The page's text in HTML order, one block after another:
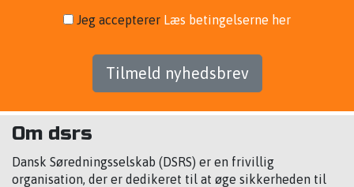
Jeg accepterer Læs betingelserne her
Tilmeld nyhedsbrev
Om dsrs
Dansk Søredningsselskab (DSRS) er en frivillig
organisation, der er dedikeret til at øge sikkerheden til